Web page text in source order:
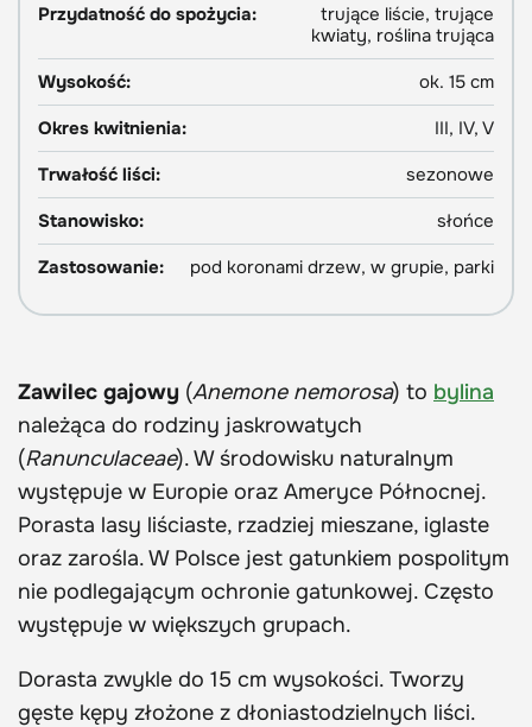
Przydatność do spożycia:
trujące liście, trujące
kwiaty, roślina trująca
Wysokość:
ok. 15 cm
Okres kwitnienia:
III, IV, V
Trwałość liści:
sezonowe
Stanowisko:
słońce
Zastosowanie:
pod koronami drzew, w grupie, parki
Zawilec gajowy (Anemone nemorosa) to bylina
należąca do rodziny jaskrowatych
(Ranunculaceae). W środowisku naturalnym
występuje w Europie oraz Ameryce Północnej.
Porasta lasy liściaste, rzadziej mieszane, iglaste
oraz zarośla. W Polsce jest gatunkiem pospolitym
nie podlegającym ochronie gatunkowej. Często
występuje w większych grupach.
Dorasta zwykle do 15 cm wysokości. Tworzy
gęste kępy złożone z dłoniastodzielnych liści.